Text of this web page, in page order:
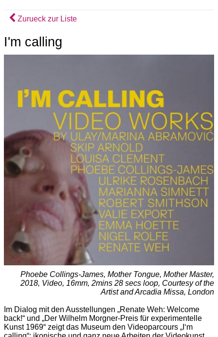
Zurueck zur Liste
I'm calling
Phoebe Collings-James, Mother Tongue, Mother Master,
2018, Video, 16mm, 2mins 28 secs loop, Courtesy of the
Artist and Arcadia Missa, London
Im Dialog mit den Ausstellungen „Renate Weh: Welcome
back!“ und „Der Wilhelm Morgner-Preis für experimentelle
Kunst 1969“ zeigt das Museum den Videoparcours „I‘m